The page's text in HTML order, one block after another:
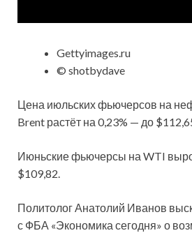
Gettyimages.ru
© shotbydave
Цена июльских фьючерсов на
Brent растёт на 0,23% — до
Июньские фьючерсы на WTI
$109,82.
Политолог Анатолий Иванов
с ФБА «Экономика сегодня» о